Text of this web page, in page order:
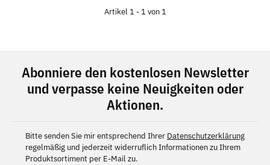
Artikel 1 - 1 von 1
Abonniere den kostenlosen Newsletter
und verpasse keine Neuigkeiten oder
Aktionen.
Bitte senden Sie mir entsprechend Ihrer Datenschutzerklärung
regelmäßig und jederzeit widerruflich Informationen zu Ihrem
Produktsortiment per E-Mail zu.